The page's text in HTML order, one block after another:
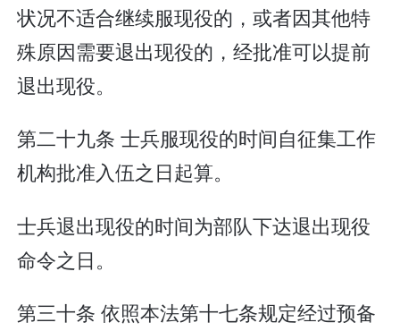
状况不适合继续服现役的，或者因其他特
殊原因需要退出现役的，经批准可以提前
退出现役。
第二十九条 士兵服现役的时间自征集工作
机构批准入伍之日起算。
士兵退出现役的时间为部队下达退出现役
命令之日。
第三十条 依照本法第十七条规定经过预备